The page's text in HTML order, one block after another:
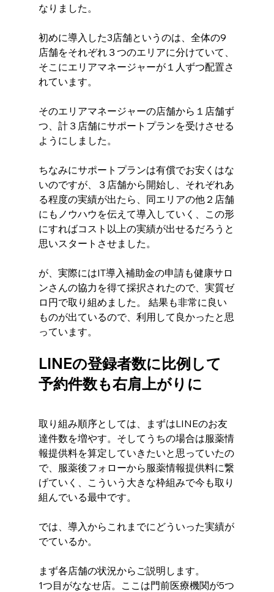
なりました。
初めに導入した3店舗というのは、全体の9
店舗をそれぞれ３つのエリアに分けていて、
そこにエリアマネージャーが１人ずつ配置さ
れています。
そのエリアマネージャーの店舗から１店舗ず
つ、計３店舗にサポートプランを受けさせる
ようにしました。
ちなみにサポートプランは有償でお安くはな
いのですが、３店舗から開始し、それぞれあ
る程度の実績が出たら、同エリアの他２店舗
にもノウハウを伝えて導入していく、この形
にすればコスト以上の実績が出せるだろうと
思いスタートさせました。
が、実際にはIT導入補助金の申請も健康サロ
ンさんの協力を得て採択されたので、実質ゼ
ロ円で取り組めました。 結果も非常に良い
ものが出ているので、利用して良かったと思
っています。
LINEの登録者数に比例して
予約件数も右肩上がりに
取り組み順序としては、まずはLINEのお友
達件数を増やす。そしてうちの場合は服薬情
報提供料を算定していきたいと思っていたの
で、服薬後フォローから服薬情報提供料に繋
げていく、こういう大きな枠組みで今も取り
組んでいる最中です。
では、導入からこれまでにどういった実績が
でているか。
まず各店舗の状況からご説明します。
1つ目がななせ店。ここは門前医療機関が5つ